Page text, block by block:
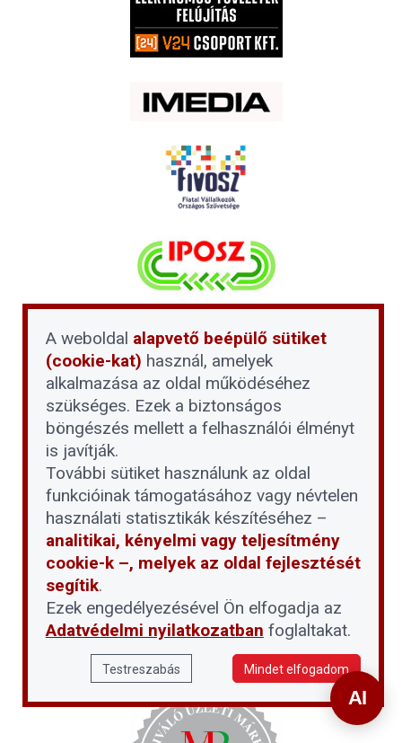
A weboldal alapvető beépülő sütiket
(cookie-kat) használ, amelyek
alkalmazása az oldal működéséhez
szükséges. Ezek a biztonságos
böngészés mellett a felhasználói élményt
is javítják.
További sütiket használunk az oldal
funkcióinak támogatásához vagy névtelen
használati statisztikák készítéséhez –
analitikai, kényelmi vagy teljesítmény
cookie-k –, melyek az oldal fejlesztését
segítik.
Ezek engedélyezésével Ön elfogadja az
Adatvédelmi nyilatkozatban foglaltakat.
Testreszabás Mindet elfogadom